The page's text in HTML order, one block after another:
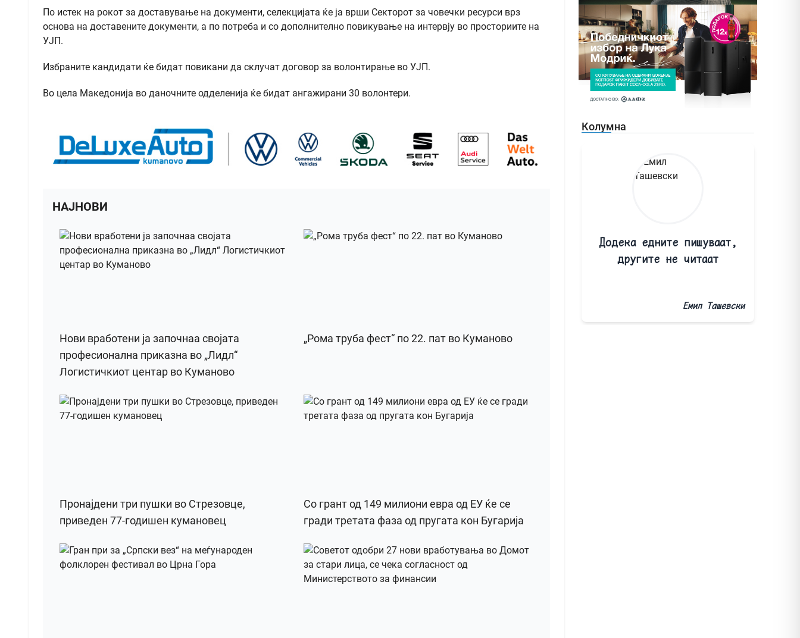
По истек на рокот за доставување на документи, селекцијата ќе ја врши Секторот за човечки ресурси врз
основа на доставените документи, а по потреба и со дополнително повикување на интервју во просториите на
УЈП.
Избраните кандидати ќе бидат повикани да склучат договор за волонтирање во УЈП.
Во цела Македонија во даночните одделенија ќе бидат ангажирани 30 волонтери.
НАЈНОВИ
Нови вработени ја започнаа својата
професионална приказна во „Лидл“
Логистичкиот центар во Куманово
„Рома труба фест“ по 22. пат во Куманово
Пронајдени три пушки во Стрезовце,
приведен 77-годишен кумановец
Со грант од 149 милиони евра од ЕУ ќе се
гради третата фаза од пругата кон Бугарија
Колумна
Додека едните пишуваат,
другите не читаат
Емил Ташевски